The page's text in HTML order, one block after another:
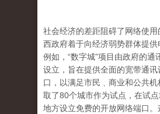
社会经济的差距阻碍了网络使用
西政府着于向经济弱势群体提供
例如，“数字城”项目由政府的通
设立，旨在提供全面的宽带通
口，以满足市民﹑商业和公共
取了80个城市作为试点，在试
地方设立免费的开放网络端口